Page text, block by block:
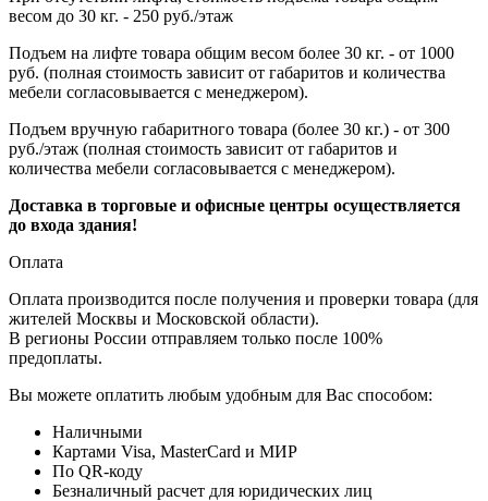
весом до 30 кг. - 250 руб./этаж
Подъем на лифте товара общим весом более 30 кг. - от 1000
руб. (полная стоимость зависит от габаритов и количества
мебели согласовывается с менеджером).
Подъем вручную габаритного товара (более 30 кг.) - от 300
руб./этаж (полная стоимость зависит от габаритов и
количества мебели согласовывается с менеджером).
Доставка в торговые и офисные центры осуществляется
до входа здания!
Оплата
Оплата производится после получения и проверки товара (для
жителей Москвы и Московской области).
В регионы России отправляем только после 100%
предоплаты.
Вы можете оплатить любым удобным для Вас способом:
Наличными
Картами Visa, MasterCard и МИР
По QR-коду
Безналичный расчет для юридических лиц